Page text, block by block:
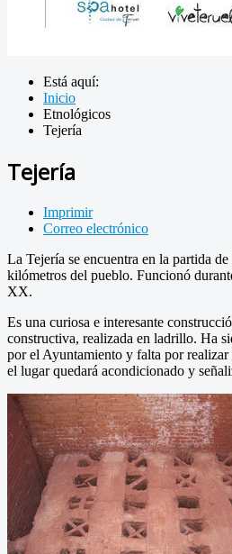
Está aquí:
Inicio
Etnológicos
Tejería
Tejería
Imprimir
Correo electrónico
La Tejería se encuentra en la partida
kilómetros del pueblo. Funcionó
XX.
Es una curiosa e interesante
constructiva, realizada en ladrillo. Ha
por el Ayuntamiento y falta por realizar
el lugar quedará acondicionado y